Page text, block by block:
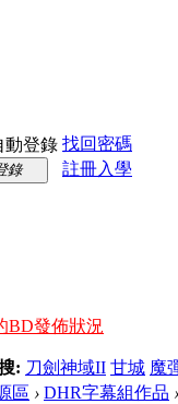
動登錄 找回密碼
錄
註冊入學
BD發佈狀況
: 刀劍神域II 甘城 魔
區 › DHR字幕組作品 ›